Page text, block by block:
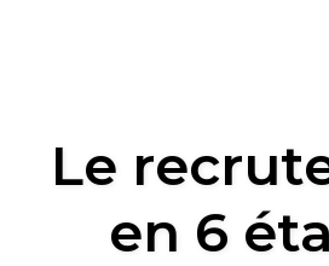
contentLe
en 6